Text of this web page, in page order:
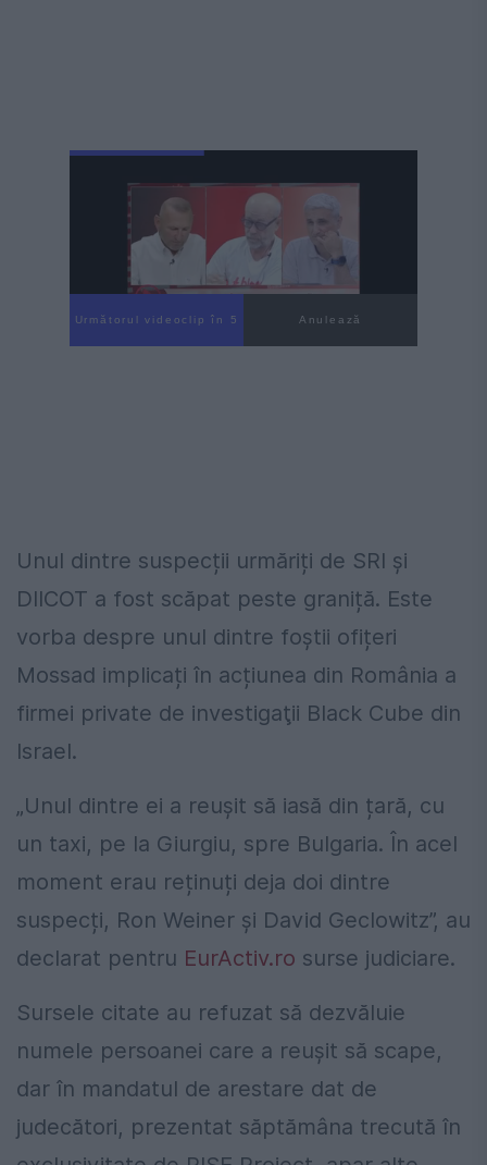
Următorul videoclip în 4 Anulează
Unul dintre suspecții urmăriți de SRI și
DIICOT a fost scăpat peste graniță. Este
vorba despre unul dintre foștii ofițeri
Mossad implicați în acțiunea din România a
firmei private de investigaţii Black Cube din
Israel.
„Unul dintre ei a reușit să iasă din țară, cu
un taxi, pe la Giurgiu, spre Bulgaria. În acel
moment erau reținuți deja doi dintre
suspecți, Ron Weiner și David Geclowitz”, au
declarat pentru EurActiv.ro surse judiciare.
Sursele citate au refuzat să dezvăluie
numele persoanei care a reușit să scape,
dar în mandatul de arestare dat de
judecători, prezentat săptămâna trecută în